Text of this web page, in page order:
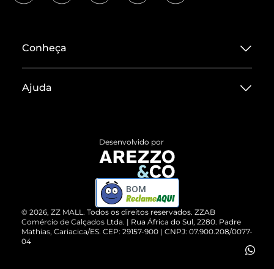
Conheça
Termos de Uso
ZZ MALL é confiável
Cartão Presente
Vendas Corporativas
Ajuda
Devolução do Produto
Compre pelo WhatsApp
© 2026, ZZ MALL. Todos os direitos reservados. ZZAB
Comércio de Calçados Ltda. | Rua África do Sul, 2280. Padre
Mathias, Cariacica/ES. CEP: 29157-900 | CNPJ: 07.900.208/0077-
04
Desenvolvido por
BOM